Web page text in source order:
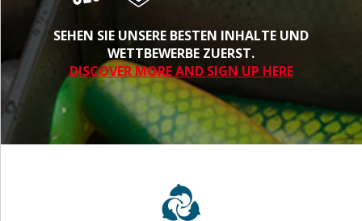
SEHEN SIE UNSERE BESTEN INHALTE UND
WETTBEWERBE ZUERST.
DISCOVER MORE AND SIGN UP HERE